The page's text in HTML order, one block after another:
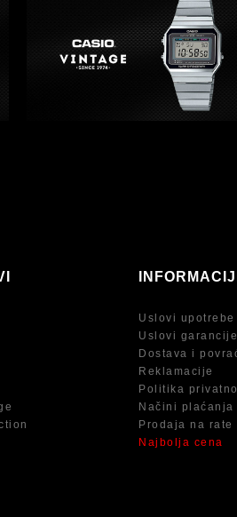
Uslovi upotrebe
Uslovi
Dostava i
Reklamacije
Politika
Načini plaćanja
Prodaja na rate
Najbolja cena